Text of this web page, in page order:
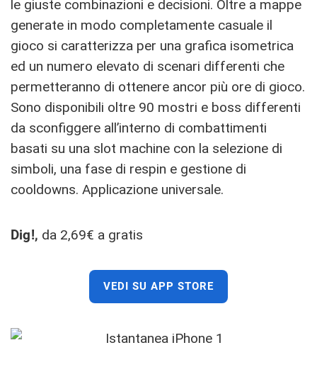
le giuste combinazioni e decisioni. Oltre a mappe
generate in modo completamente casuale il
gioco si caratterizza per una grafica isometrica
ed un numero elevato di scenari differenti che
permetteranno di ottenere ancor più ore di gioco.
Sono disponibili oltre 90 mostri e boss differenti
da sconfiggere all’interno di combattimenti
basati su una slot machine con la selezione di
simboli, una fase di respin e gestione di
cooldowns. Applicazione universale.
Dig!, da 2,69€ a gratis
VEDI SU APP STORE